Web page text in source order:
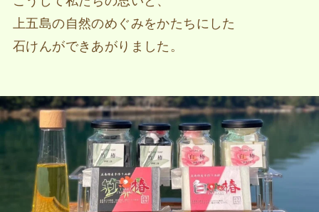
上五島の自然のめぐみをかたちにした
石けんができあがりました。